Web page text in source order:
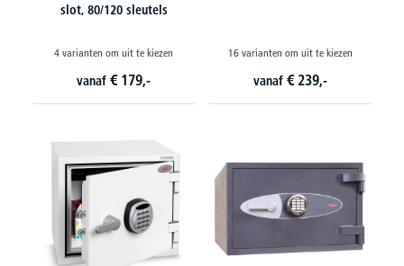
slot, 80/120 sleutels
4 varianten om uit te kiezen
vanaf € 179,-
16 varianten om uit te kiezen
vanaf € 239,-